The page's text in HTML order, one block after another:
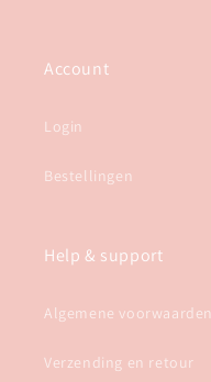
Account
Login
Bestellingen
Help & support
Algemene voorwaarden
Verzending en retour